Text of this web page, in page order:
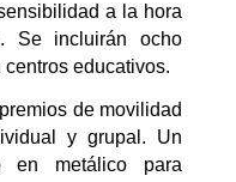
a la hora
Se incluirán ocho
educativos.
de movilidad
y grupal. Un
en metálico para